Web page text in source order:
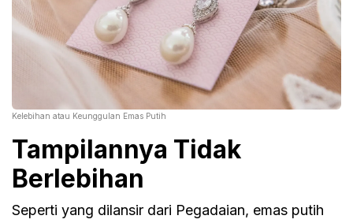
Kelebihan atau Keunggulan Emas Putih
Tampilannya Tidak
Berlebihan
Seperti yang dilansir dari Pegadaian, emas putih